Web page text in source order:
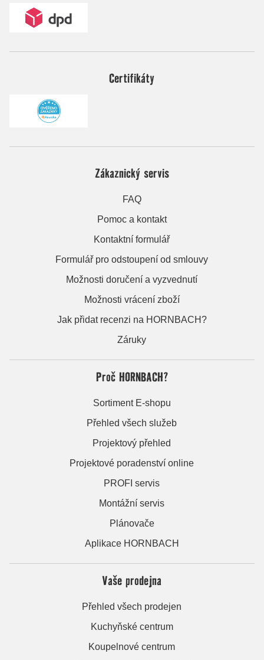
Certifikáty
Zákaznický servis
FAQ
Pomoc a kontakt
Kontaktní formulář
Formulář pro odstoupení od smlouvy
Možnosti doručení a vyzvednutí
Možnosti vrácení zboží
Jak přidat recenzi na HORNBACH?
Záruky
Proč HORNBACH?
Sortiment E-shopu
Přehled všech služeb
Projektový přehled
Projektové poradenství online
PROFI servis
Montážní servis
Plánovače
Aplikace HORNBACH
Vaše prodejna
Přehled všech prodejen
Kuchyňské centrum
Koupelnové centrum